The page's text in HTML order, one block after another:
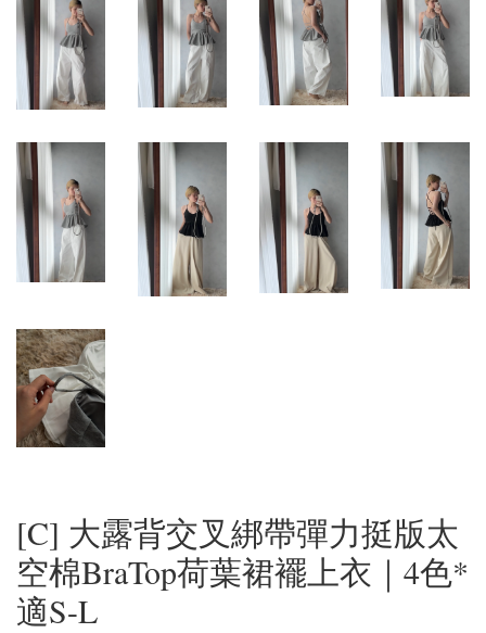
[C] 大露背交叉綁帶彈力挺版太
空棉BraTop荷葉裙襬上衣｜4色*
適S-L